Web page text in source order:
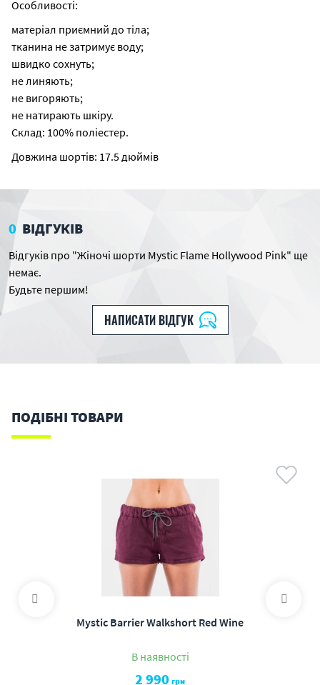
Особливості:
матеріал приємний до тіла;
тканина не затримує воду;
швидко сохнуть;
не линяють;
не вигоряють;
не натирають шкіру.
Склад: 100% поліестер.
Довжина шортів: 17.5 дюймів
0 ВІДГУКІВ
Відгуків про "Жіночі шорти Mystic Flame Hollywood Pink" ще
немає.
Будьте першим!
НАПИСАТИ ВІДГУК
ПОДІБНІ ТОВАРИ
Mystic Barrier Walkshort Red Wine
В наявності
2 990 грн